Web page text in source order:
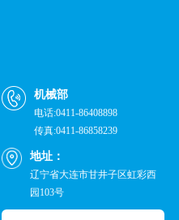
机械部
电话:0411-86408898
传真:0411-86858239
地址：
辽宁省大连市甘井子区虹彩西
园103号